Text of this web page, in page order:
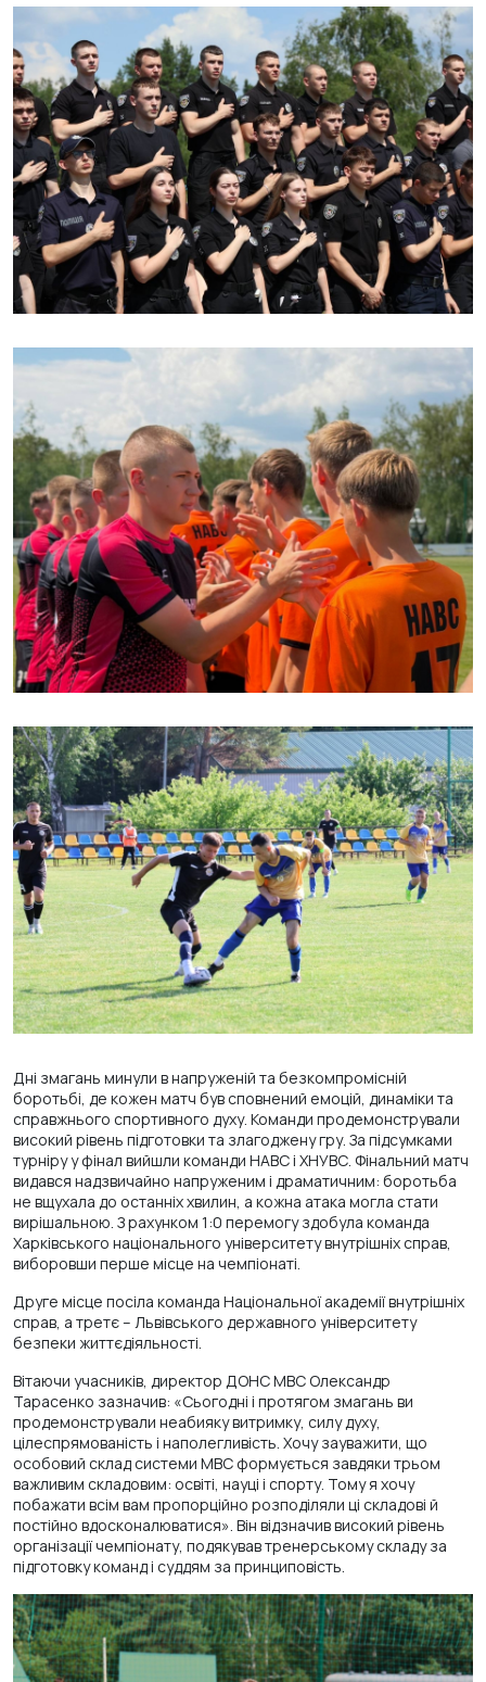
Дні змагань минули в напруженій та безкомпромісній
боротьбі, де кожен матч був сповнений емоцій, динаміки та
справжнього спортивного духу. Команди продемонстрували
високий рівень підготовки та злагоджену гру. За підсумками
турніру у фінал вийшли команди НАВС і ХНУВС. Фінальний матч
видався надзвичайно напруженим і драматичним: боротьба
не вщухала до останніх хвилин, а кожна атака могла стати
вирішальною. З рахунком 1:0 перемогу здобула команда
Харківського національного університету внутрішніх справ,
виборовши перше місце на чемпіонаті.
Друге місце посіла команда Національної академії внутрішніх
справ, а третє – Львівського державного університету
безпеки життєдіяльності.
Вітаючи учасників, директор ДОНС МВС Олександр
Тарасенко зазначив: «Сьогодні і протягом змагань ви
продемонстрували неабияку витримку, силу духу,
цілеспрямованість і наполегливість. Хочу зауважити, що
особовий склад системи МВС формується завдяки трьом
важливим складовим: освіті, науці і спорту. Тому я хочу
побажати всім вам пропорційно розподіляли ці складові й
постійно вдосконалюватися». Він відзначив високий рівень
організації чемпіонату, подякував тренерському складу за
підготовку команд і суддям за принциповість.